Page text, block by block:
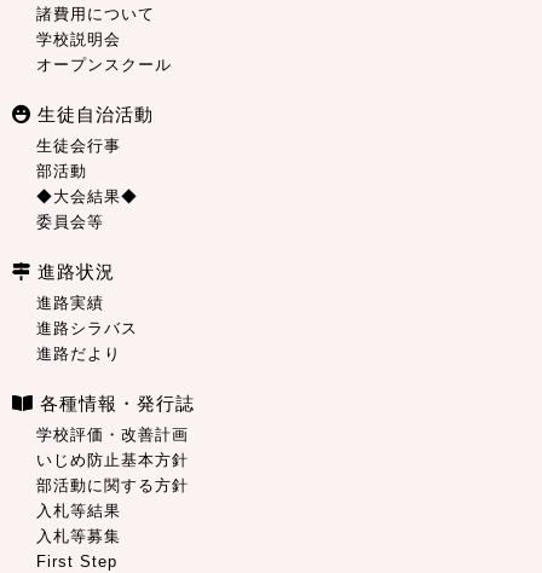
諸費用について
学校説明会
オープンスクール
生徒自治活動
生徒会行事
部活動
◆大会結果◆
委員会等
進路状況
進路実績
進路シラバス
進路だより
各種情報・発行誌
学校評価・改善計画
いじめ防止基本方針
部活動に関する方針
入札等結果
入札等募集
First Step